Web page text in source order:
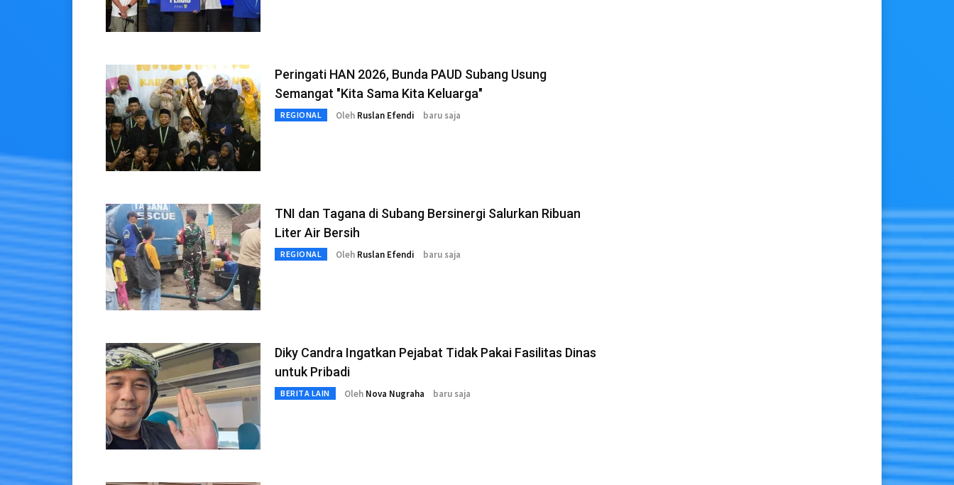
Peringati HAN 2026, Bunda PAUD Subang Usung
Semangat "Kita Sama Kita Keluarga"
REGIONAL Oleh Ruslan Efendi baru saja
TNI dan Tagana di Subang Bersinergi Salurkan Ribuan
Liter Air Bersih
REGIONAL Oleh Ruslan Efendi baru saja
Diky Candra Ingatkan Pejabat Tidak Pakai Fasilitas Dinas
untuk Pribadi
BERITA LAIN Oleh Nova Nugraha baru saja